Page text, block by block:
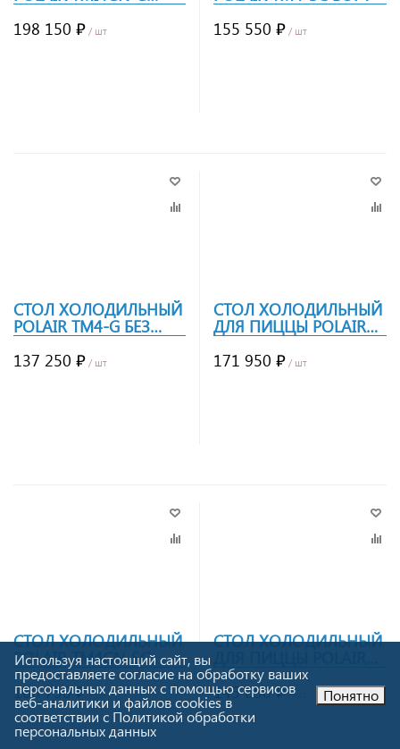
ГРАНИТ, БОРТ
НЕРЖ.СТАЛЬ
198 150 ₽ / шт
155 550 ₽ / шт
СТОЛ ХОЛОДИЛЬНЫЙ
POLAIR TM4-G БЕЗ
БОРТА
137 250 ₽ / шт
СТОЛ ХОЛОДИЛЬНЫЙ
ДЛЯ ПИЦЦЫ POLAIR
TM3GNPIZZA-GC
171 950 ₽ / шт
СТОЛ ХОЛОДИЛЬНЫЙ
POLAIR TM4GN-SC
БОРТ
160 750 ₽/ шт
СТОЛ ХОЛОДИЛЬНЫЙ
TM2PIZZA-GC
145 650 ₽/ шт
Используя настоящий сайт, вы
предоставляете согласие на обработку ваших
персональных данных с помощью сервисов
веб-аналитики и файлов cookies в
соответствии с Политикой обработки
персональных данных
Понятно